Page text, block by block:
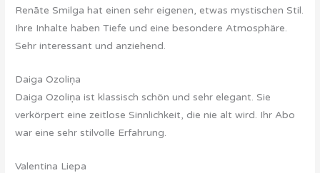
Renāte Smilga hat einen sehr eigenen, etwas mystischen Stil.
Ihre Inhalte haben Tiefe und eine besondere Atmosphäre.
Sehr interessant und anziehend.
Daiga Ozoliņa
Daiga Ozoliņa ist klassisch schön und sehr elegant. Sie
verkörpert eine zeitlose Sinnlichkeit, die nie alt wird. Ihr Abo
war eine sehr stilvolle Erfahrung.
Valentina Liepa